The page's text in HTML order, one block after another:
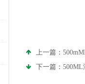
上一篇：
下一篇： 500ML